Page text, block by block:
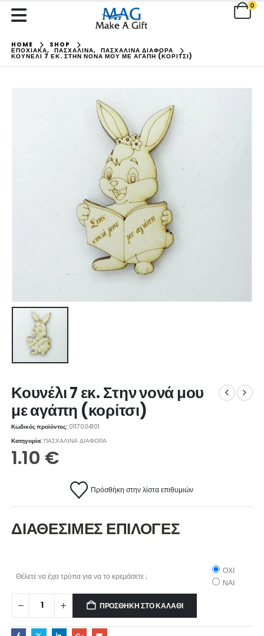
0
HOME SHOP
ΕΠΟΧΙΑΚΑ, ΠΑΣΧΑΛΙΝΑ, ΠΑΣΧΑΛΙΝΑ ΔΙΑΦΟΡΑ
ΚΟΥΝΈΛΙ 7 ΕΚ. ΣΤΗΝ ΝΟΝΆ ΜΟΥ ΜΕ ΑΓΆΠΗ (ΚΟΡΊΤΣΙ)
Κουνέλι 7 εκ. Στην νονά μου
με αγάπη (κορίτσι)
Κωδικός προϊόντος: 0117004101
Κατηγορία:ΠΑΣΧΑΛΙΝΑ ΔΙΑΦΟΡΑ
1.10 €
Πρόσθήκη στην λίστα επιθυμιών
ΔΙΑΘΕΣΙΜΕΣ ΕΠΙΛΟΓΕΣ
Θέλετε να έχει τρύπα για να το κρεμάσετε ;
ΟΧΙ
ΝΑΙ
ΠΡΟΣΘΉΚΗ ΣΤΟ ΚΑΛΆΘΙ